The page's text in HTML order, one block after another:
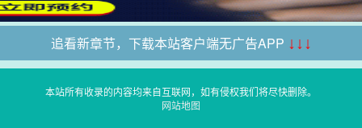
追看新章节，下载本站客户端无广告APP ↓↓↓
本站所有收录的内容均来自互联网，如有侵权我们将尽快删除。
网站地图